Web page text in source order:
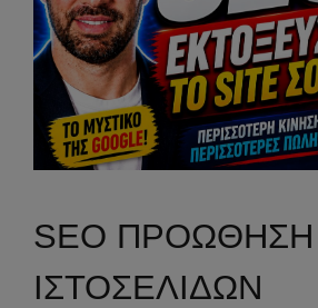
SEO ΠΡΟΩΘΗΣΗ
ΙΣΤΟΣΕΛΙΔΩΝ